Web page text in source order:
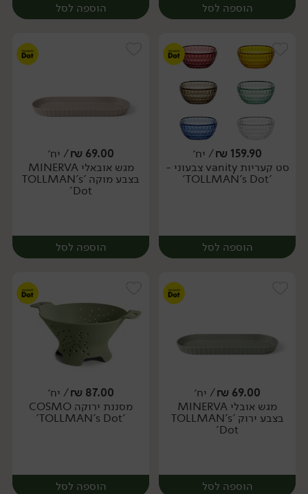
הוספה לסל
יח׳
הוספה לסל
יח׳
159.90
₪/ יח׳
סט קעריות vanity צבעוני -
'TOLLMAN's Dot'
הוספה לסל
יח׳
69.00
₪/ יח׳
מגש אובאלי MINERVA
בצבע מוקה 'TOLLMAN's
Dot'
הוספה לסל
יח׳
69.00
₪/ יח׳
מגש אובלי MINERVA
בצבע ירוק 'TOLLMAN's
Dot'
הוספה לסל
87.00
₪/ יח׳
מסננת ירוקה COSMO
'TOLLMAN's Dot'
הוספה לסל